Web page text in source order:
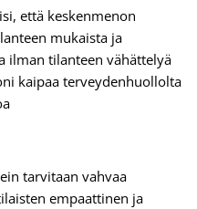
että keskenmenon
mukaista ja
ilman tilanteen vähättelyä
kaipaa terveydenhuollolta
tarvitaan vahvaa
empaattinen ja